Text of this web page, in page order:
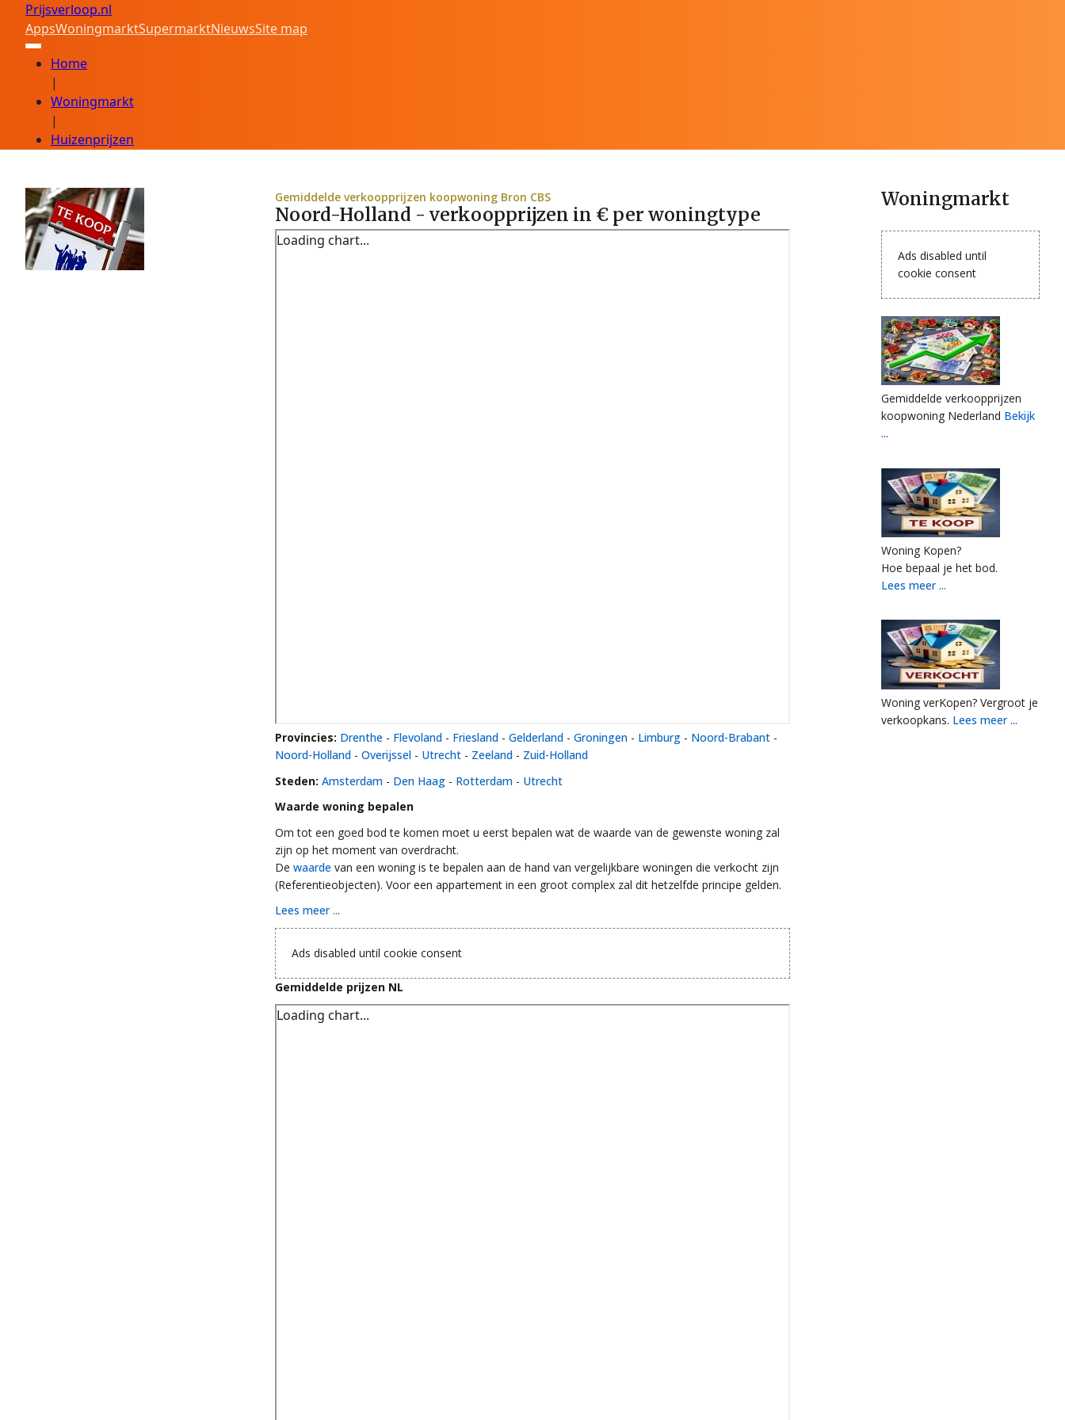
Prijsverloop.nl
AppsWoningmarktSupermarktNieuwsSite map
Home
|
Woningmarkt
|
Huizenprijzen
Gemiddelde verkoopprijzen koopwoning Bron CBS
Noord-Holland - verkoopprijzen in € per woningtype
Provincies: Drenthe - Flevoland - Friesland - Gelderland - Groningen - Limburg - Noord-Brabant -
Noord-Holland - Overijssel - Utrecht - Zeeland - Zuid-Holland
Steden: Amsterdam - Den Haag - Rotterdam - Utrecht
Waarde woning bepalen
Om tot een goed bod te komen moet u eerst bepalen wat de waarde van de gewenste woning zal
zijn op het moment van overdracht.
De waarde van een woning is te bepalen aan de hand van vergelijkbare woningen die verkocht zijn
(Referentieobjecten). Voor een appartement in een groot complex zal dit hetzelfde principe gelden.
Lees meer ...
Ads disabled until cookie consent
Gemiddelde prijzen NL
Woningmarkt
Ads disabled until
cookie consent
Gemiddelde verkoopprijzen
koopwoning Nederland Bekijk
...
Woning Kopen?
Hoe bepaal je het bod.
Lees meer ...
Woning verKopen? Vergroot je
verkoopkans. Lees meer ...